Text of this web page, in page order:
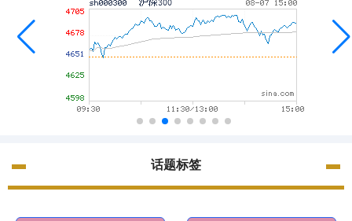
话题标签